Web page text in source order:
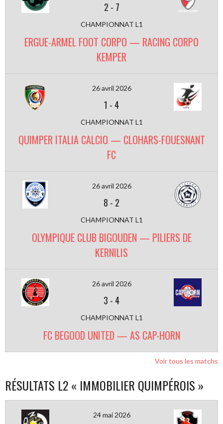
2 - 7
CHAMPIONNAT L1
ERGUE-ARMEL FOOT CORPO — RACING CORPO
KEMPER
26 avril 2026
1 - 4
CHAMPIONNAT L1
QUIMPER ITALIA CALCIO — CLOHARS-FOUESNANT
FC
26 avril 2026
8 - 2
CHAMPIONNAT L1
OLYMPIQUE CLUB BIGOUDEN — PILIERS DE
KERNILIS
26 avril 2026
3 - 4
CHAMPIONNAT L1
FC BEGOOD UNITED — AS CAP-HORN
Voir tous les matchs
RÉSULTATS L2 « IMMOBILIER QUIMPÉROIS »
24 mai 2026